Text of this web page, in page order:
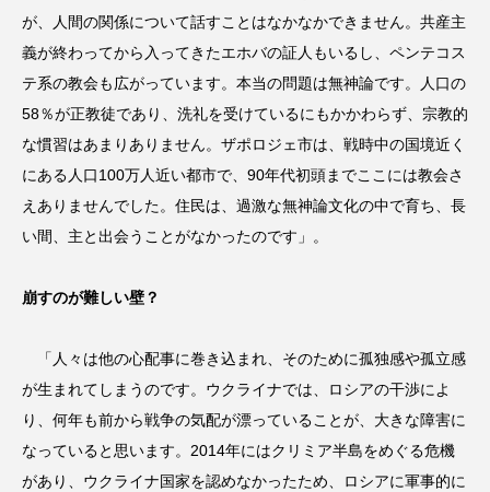
が、人間の関係について話すことはなかなかできません。共産主
義が終わってから入ってきたエホバの証人もいるし、ペンテコス
テ系の教会も広がっています。本当の問題は無神論です。人口の
58％が正教徒であり、洗礼を受けているにもかかわらず、宗教的
な慣習はあまりありません。ザポロジェ市は、戦時中の国境近く
にある人口100万人近い都市で、90年代初頭までここには教会さ
えありませんでした。住民は、過激な無神論文化の中で育ち、長
い間、主と出会うことがなかったのです」。
崩すのが難しい壁？
「人々は他の心配事に巻き込まれ、そのために孤独感や孤立感
が生まれてしまうのです。ウクライナでは、ロシアの干渉によ
り、何年も前から戦争の気配が漂っていることが、大きな障害に
なっていると思います。2014年にはクリミア半島をめぐる危機
があり、ウクライナ国家を認めなかったため、ロシアに軍事的に